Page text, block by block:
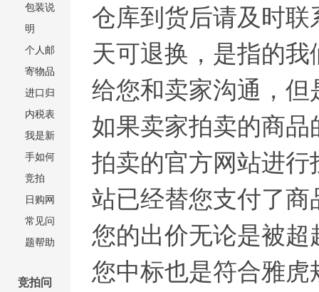
包装说
明
个人邮
寄物品
进口归
内税表
我是新
手如何
竞拍
日购网
常见问
题帮助
竞拍问
仓库到货后请及时
天可退换，是指的
给您和卖家沟通，
如果卖家拍卖的商
拍卖的官方网站进
站已经替您支付了
您的出价无论是被
您中标也是符合雅